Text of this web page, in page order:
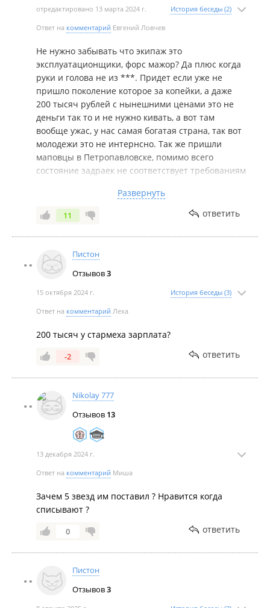
отредактировано 13 марта 2024 г. История беседы (2)
Ответ на комментарий Евгений Ловчев
Не нужно забывать что экипаж это
эксплуатационщики, форс мажор? Да плюс когда
руки и голова не из ***. Придет если уже не
пришло поколение которое за копейки, а даже
200 тысяч рублей с нынешними ценами это не
деньги так то и не нужно кивать, а вот там
вообще ужас, у нас самая богатая страна, так вот
молодежи это не интернсно. Так же пришли
маповцы в Петропавловске, помимо всего
состояние задраек не соответствует требованиям
наличии на Камчатке нет. Проект голландский,
есть на эту тему шутки, да и не парятся в
цивилизованном мире или не парились не знаю
в общем срезаешь ставишь новую и желательно
в сцдоремонте квалифицированными спецами. В
общем кое как в течении трех суток налепили из
говна и палок. Так суть барыга половину позиций
из ведомости вычеркивает, а экипаж налипает. И
платиь.
Развернуть
11 ответить
Пистон
Отзывов3
15 октября 2024 г. История беседы (3)
Ответ на комментарий Леха
200 тысяч у стармеха зарплата?
-2 ответить
Nikolay 777
Отзывов 13
13 декабря 2024 г.
Ответ на комментарий Миша
Зачем 5 звезд им поставил ? Нравится когда
списывают ?
0 ответить
Пистон
Отзывов3